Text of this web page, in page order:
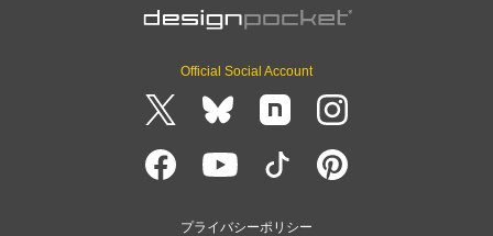
Official Social Account
プライバシーポリシー